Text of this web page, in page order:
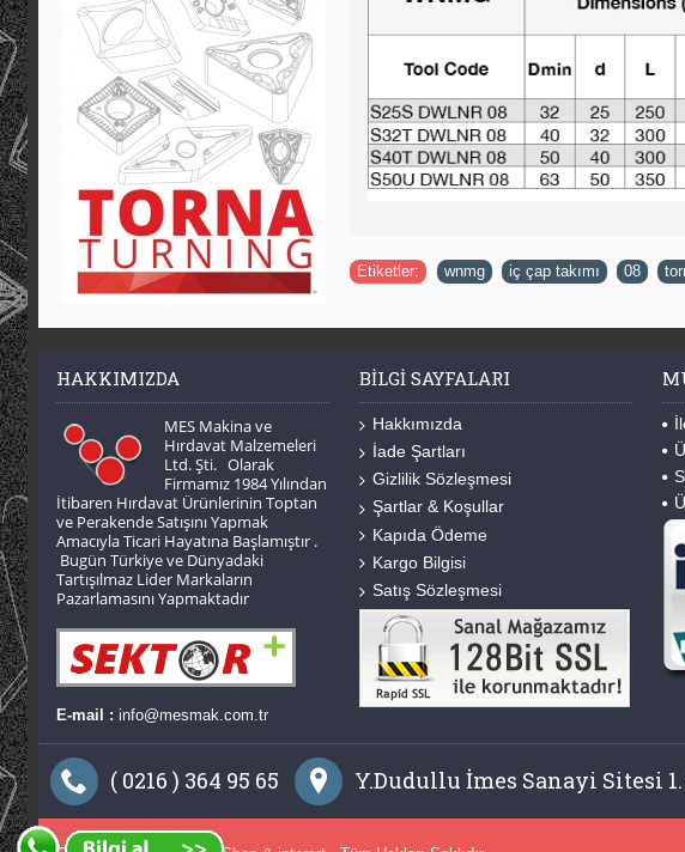
Etiketler: wnmg iç çap takımı 08
HAKKIMIZDA
MES Makina ve
Hırdavat Malzemeleri
Ltd. Şti. Olarak
Firmamız 1984 Yılından
İtibaren Hırdavat Ürünlerinin Toptan
ve Perakende Satışını Yapmak
Amacıyla Ticari Hayatına Başlamıştır .
Bugün Türkiye ve Dünyadaki
Tartışılmaz Lider Markaların
Pazarlamasını Yapmaktadır
E-mail : info@mesmak.com.tr
BILGI SAYFALARI
Hakkımızda
İade Şartları
Gizlilik Sözleşmesi
Şartlar & Koşullar
Kapıda Ödeme
Kargo Bilgisi
Satış Sözleşmesi
( 0216 ) 364 95 65 Y.Dudullu İmes Sanayi Sitesi